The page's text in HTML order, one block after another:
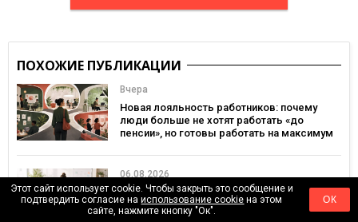
ПОХОЖИЕ ПУБЛИКАЦИИ
Вчера
Новая лояльность работников: почему
люди больше не хотят работать «до
пенсии», но готовы работать на максимум
06.08.2026
«2–3 недели кропотливой работы»: без
чего бизнесу нет смысла проводить
стратегическую сессию
Этот сайт использует cookie. Чтобы закрыть это сообщение и
подтвердить согласие наиспользование cookie на этом
сайте, нажмите кнопку "Ок".
ОК